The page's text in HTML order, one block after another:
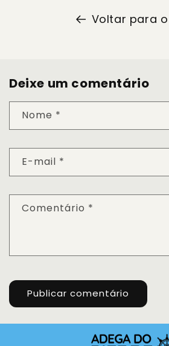
Voltar para
Deixe um comentário
Nome *
E-mail *
Comentário *